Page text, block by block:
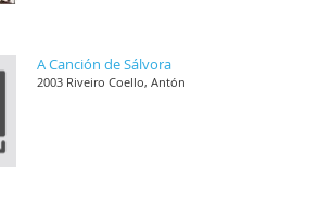
A Canción de Sálvora
2003 Riveiro Coello, Antón